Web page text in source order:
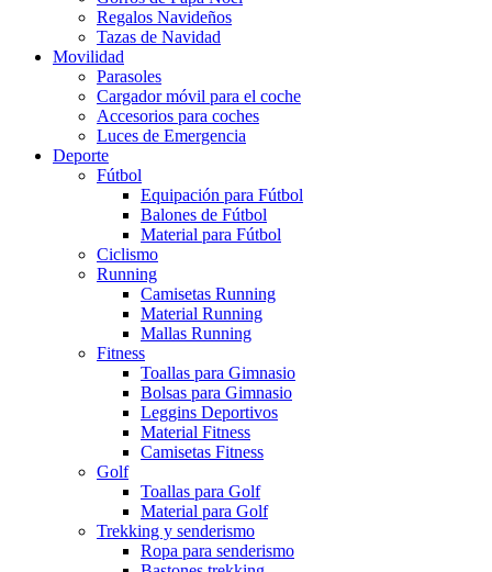
Regalos Navideños
Tazas de Navidad
Movilidad
Parasoles
Cargador móvil para el coche
Accesorios para coches
Luces de Emergencia
Deporte
Fútbol
Equipación para Fútbol
Balones de Fútbol
Material para Fútbol
Ciclismo
Running
Camisetas Running
Material Running
Mallas Running
Fitness
Toallas para Gimnasio
Bolsas para Gimnasio
Leggins Deportivos
Material Fitness
Camisetas Fitness
Golf
Toallas para Golf
Material para Golf
Trekking y senderismo
Ropa para senderismo